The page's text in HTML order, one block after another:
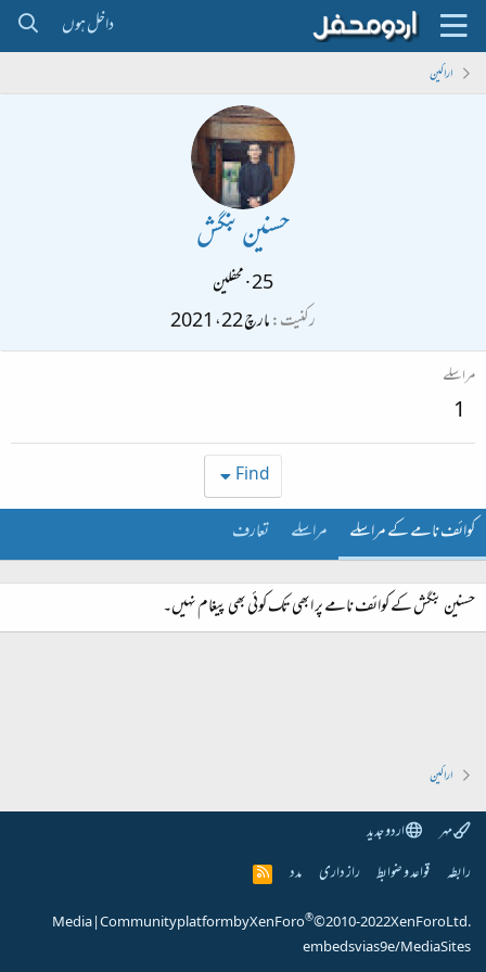
داخل ہوں
اراکین
حسنین بنگش
محفلین·25
رکنیت مارچ 22، 2021
مراسلے
1
Find
کوائف نامے کے مراسلے مراسلے تعارف
حسنین بنگش کے کوائف نامے پر ابھی تک کوئی بھی پیغام نہیں۔
اراکین
مہر
اردو جدید
رابطہ قواعد و ضوابط راز داری مدد
R
S
Community platform by XenForo®© 2010-2022 XenForo Ltd.
|
Media
embeds via s9e/MediaSites